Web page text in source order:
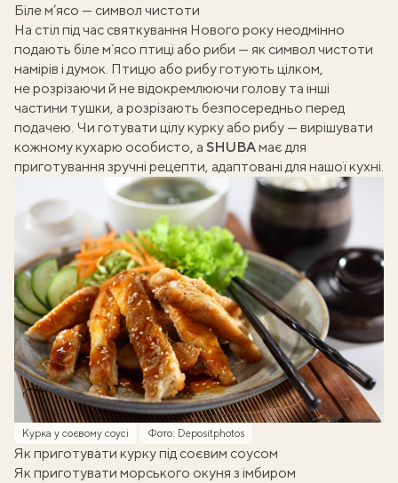
Біле м’ясо — символ чистоти
На стіл під час святкування Нового року неодмінно
подають біле м`ясо птиці або риби — як символ чистоти
намірів і думок. Птицю або рибу готують цілком,
не розрізаючи й не відокремлюючи голову та інші
частини тушки, а розрізають безпосередньо перед
подачею. Чи готувати цілу курку або рибу — вирішувати
кожному кухарю особисто, а SHUBAмає для
приготування зручні рецепти, адаптовані для нашої кухні.
Курка у соєвому соусі Фото: Depositphotos
Як приготувати курку під соєвим соусом
Як приготувати морського окуня з імбиром